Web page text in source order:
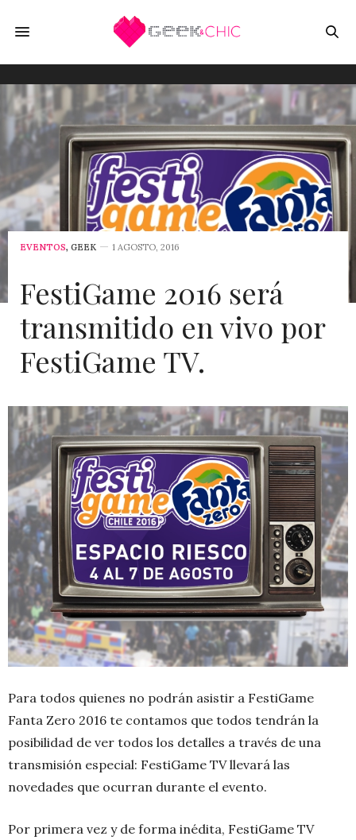
EVENTOS, GEEK 1 AGOSTO, 2016
FestiGame 2016 será
transmitido en vivo por
FestiGame TV.
Para todos quienes no podrán asistir a FestiGame
Fanta Zero 2016 te contamos que todos tendrán la
posibilidad de ver todos los detalles a través de una
transmisión especial: FestiGame TV llevará las
novedades que ocurran durante el evento.
Por primera vez y de forma inédita, FestiGame TV